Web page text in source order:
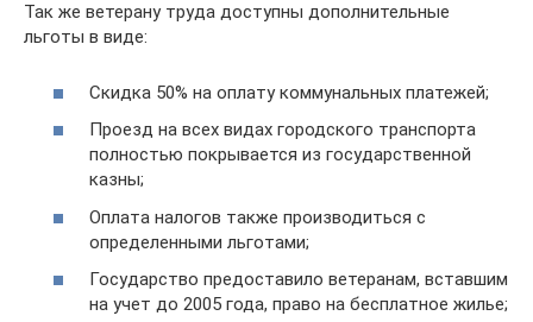
Так же ветерану труда доступны дополнительные
льготы в виде:
Скидка 50% на оплату коммунальных платежей;
Проезд на всех видах городского транспорта
полностью покрывается из государственной
казны;
Оплата налогов также производиться с
определенными льготами;
Государство предоставило ветеранам, вставшим
на учет до 2005 года, право на бесплатное жилье;